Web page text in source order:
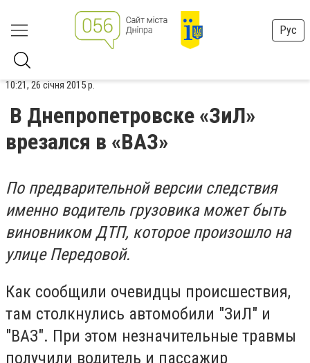
Рус
10:21, 26 січня 2015 р.
В Днепропетровске «ЗиЛ»
врезался в «ВАЗ»
По предварительной версии следствия
именно водитель грузовика может быть
виновником ДТП, которое произошло на
улице Передовой.
Как сообщили очевидцы происшествия,
там столкнулись автомобили "ЗиЛ" и
"ВАЗ". При этом незначительные травмы
получили водитель и пассажир